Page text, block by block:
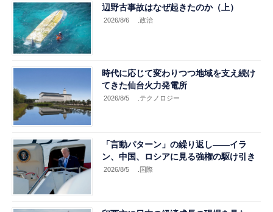
辺野古事故はなぜ起きたのか（上）
2026/8/6 .政治
時代に応じて変わりつつ地域を支え続け
てきた仙台火力発電所
2026/8/5 .テクノロジー
「言動パターン」の繰り返し――イラ
ン、中国、ロシアに見る強権の駆け引き
2026/8/5 .国際